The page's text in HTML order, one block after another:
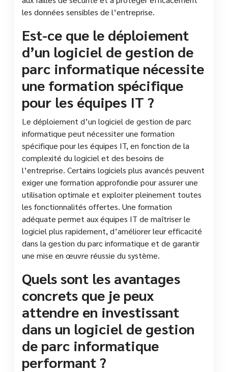
les données sensibles de l’entreprise.
Est-ce que le déploiement
d’un logiciel de gestion de
parc informatique nécessite
une formation spécifique
pour les équipes IT ?
Le déploiement d’un logiciel de gestion de parc
informatique peut nécessiter une formation
spécifique pour les équipes IT, en fonction de la
complexité du logiciel et des besoins de
l’entreprise. Certains logiciels plus avancés peuvent
exiger une formation approfondie pour assurer une
utilisation optimale et exploiter pleinement toutes
les fonctionnalités offertes. Une formation
adéquate permet aux équipes IT de maîtriser le
logiciel plus rapidement, d’améliorer leur efficacité
dans la gestion du parc informatique et de garantir
une mise en œuvre réussie du système.
Quels sont les avantages
concrets que je peux
attendre en investissant
dans un logiciel de gestion
de parc informatique
performant ?